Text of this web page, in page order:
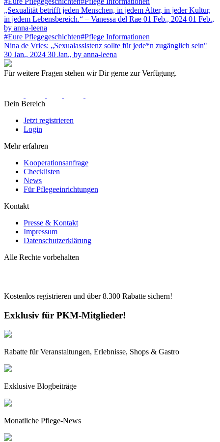
„Sexualität betrifft jeden Menschen, in jedem Alter, in jeder Kultur,
in jedem Lebensbereich.“ – Vanessa del Rae 01 Feb., 2024 01 Feb.,
by anna-leena
#Eure Pflegegeschichten#Pflege Informationen
Nina de Vries: „Sexualassistenz sollte für jede*n zugänglich sein"
30 Jan., 2024 30 Jan., by anna-leena
Für weitere Fragen stehen wir Dir gerne zur Verfügung.
Dein Bereich
Jetzt registrieren
Login
Mehr erfahren
Kooperationsanfrage
Checklisten
News
Für Pflegeeinrichtungen
Kontakt
Presse & Kontakt
Impressum
Datenschutzerklärung
Alle Rechte vorbehalten
Kostenlos registrieren und über8.300 Rabatte sichern!
Exklusiv für PKM-Mitglieder!
Rabatte für Veranstaltungen, Erlebnisse, Shops & Gastro
Exklusive Blogbeiträge
Monatliche Pflege-News